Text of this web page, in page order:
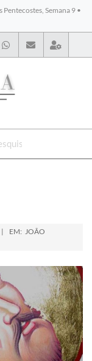
Semana 9 •
EM: JOÃO